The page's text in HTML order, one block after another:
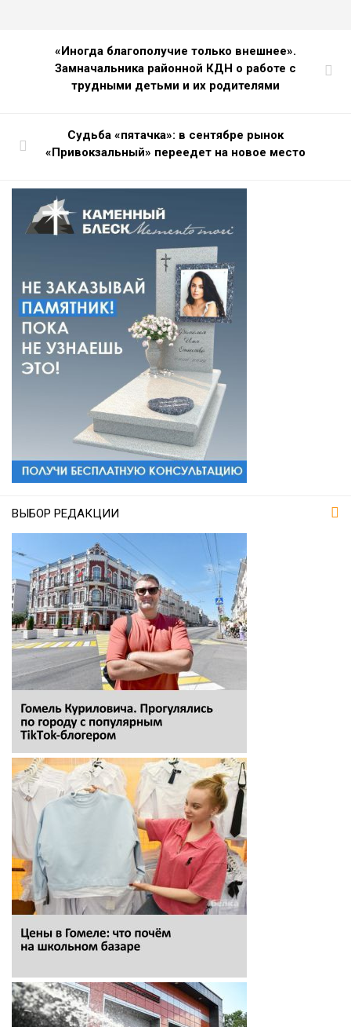
«Иногда благополучие только внешнее».
Замначальника районной КДН о работе с
трудными детьми и их родителями
Судьба «пятачка»: в сентябре рынок
«Привокзальный» переедет на новое место
ВЫБОР РЕДАКЦИИ